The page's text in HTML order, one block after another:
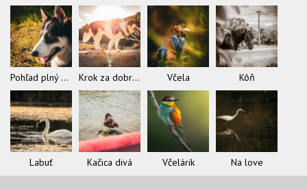
Pohľad plný slobody Krok za dobrodružstvom Včela Kôň
Labuť Kačica divá Včelárik Na love